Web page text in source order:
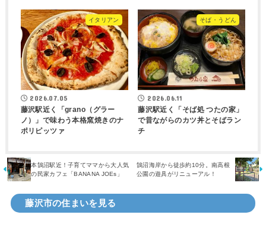
イタリアン
2026.07.05
藤沢駅近く「grano（グラー
ノ）」で味わう本格窯焼きのナ
ポリピッツァ
そば・うどん
2026.06.11
藤沢駅近く「そば処 つたの家」
で昔ながらのカツ丼とそばラン
チ
本鵠沼駅近！子育てママから大人気
の民家カフェ「BANANA JOEs」
鵠沼海岸から徒歩約10分。南高根
公園の遊具がリニューアル！
藤沢市の住まいを見る